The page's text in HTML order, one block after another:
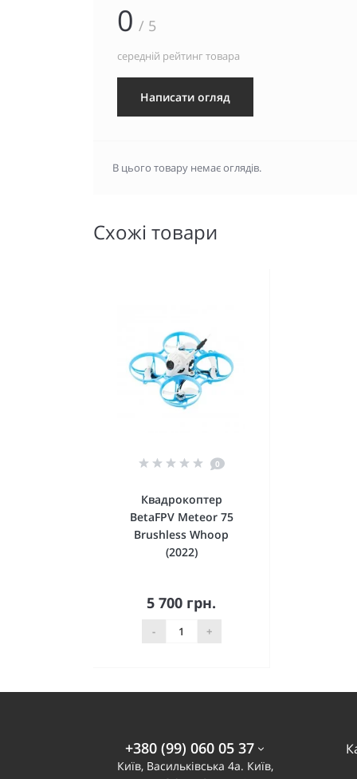
0 / 5
середній рейтинг товара
Написати огляд
В цього товару немає оглядів.
Схожі товари
0
Квадрокоптер
BetaFPV Meteor 75
Brushless Whoop
(2022)
5 700 грн.
- +
До кошика
+380 (99) 060 05 37
Київ, Васильківська 4а. Київ,